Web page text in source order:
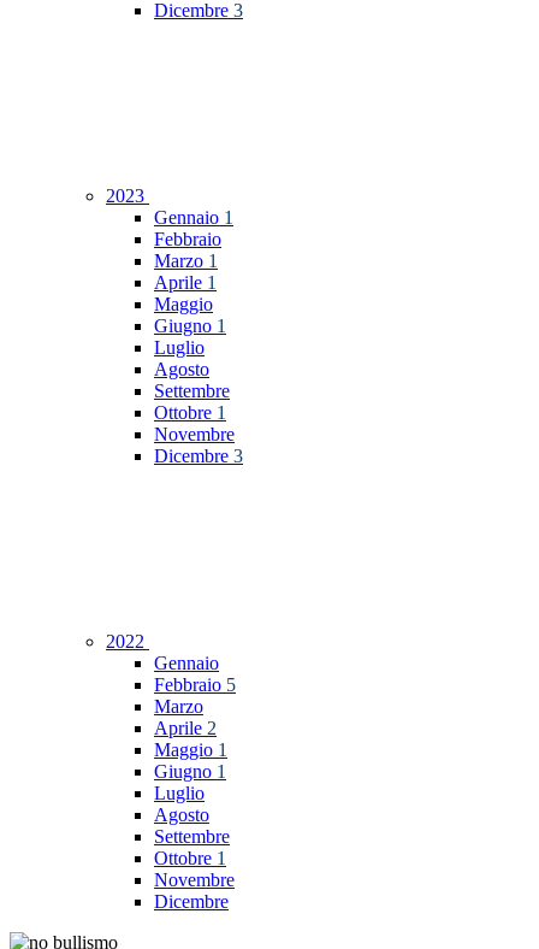
Dicembre 3
2023
Gennaio 1
Febbraio
Marzo 1
Aprile 1
Maggio
Giugno 1
Luglio
Agosto
Settembre
Ottobre 1
Novembre
Dicembre 3
2022
Gennaio
Febbraio 5
Marzo
Aprile 2
Maggio 1
Giugno 1
Luglio
Agosto
Settembre
Ottobre 1
Novembre
Dicembre